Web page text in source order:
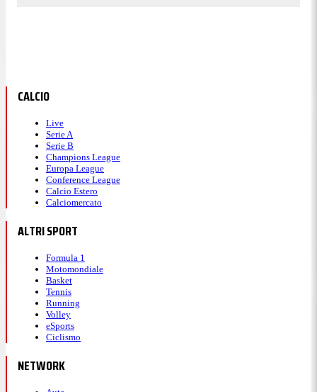
CALCIO
Live
Serie A
Serie B
Champions League
Europa League
Conference League
Calcio Estero
Calciomercato
ALTRI SPORT
Formula 1
Motomondiale
Basket
Tennis
Running
Volley
eSports
Ciclismo
NETWORK